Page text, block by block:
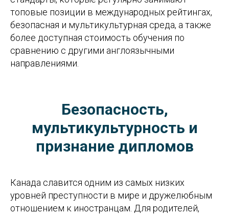
топовые позиции в международных рейтингах,
безопасная и мультикультурная среда, а также
более доступная стоимость обучения по
сравнению с другими англоязычными
направлениями.
Безопасность,
мультикультурность и
признание дипломов
Канада славится одним из самых низких
уровней преступности в мире и дружелюбным
отношением к иностранцам. Для родителей,